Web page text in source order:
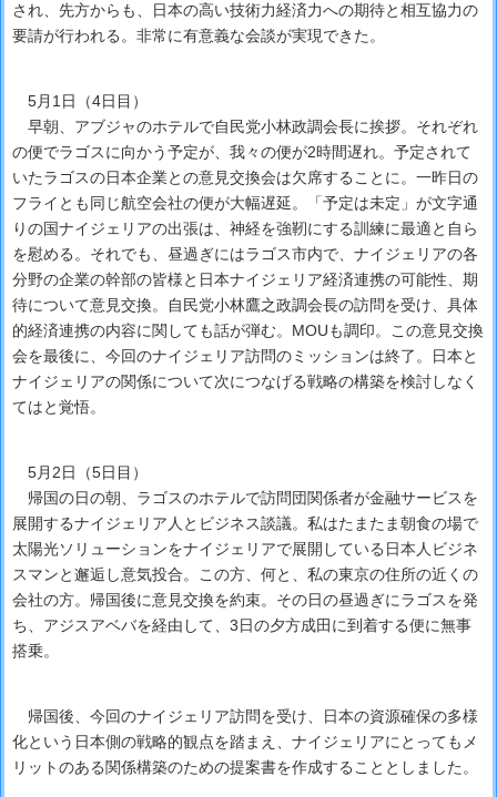
され、先方からも、日本の高い技術力経済力への期待と相互協力の
要請が行われる。非常に有意義な会談が実現できた。
5月1日（4日目）
早朝、アブジャのホテルで自民党小林政調会長に挨拶。それぞれ
の便でラゴスに向かう予定が、我々の便が2時間遅れ。予定されて
いたラゴスの日本企業との意見交換会は欠席することに。一昨日の
フライとも同じ航空会社の便が大幅遅延。「予定は未定」が文字通
りの国ナイジェリアの出張は、神経を強靭にする訓練に最適と自ら
を慰める。それでも、昼過ぎにはラゴス市内で、ナイジェリアの各
分野の企業の幹部の皆様と日本ナイジェリア経済連携の可能性、期
待について意見交換。自民党小林鷹之政調会長の訪問を受け、具体
的経済連携の内容に関しても話が弾む。MOUも調印。この意見交換
会を最後に、今回のナイジェリア訪問のミッションは終了。日本と
ナイジェリアの関係について次につなげる戦略の構築を検討しなく
てはと覚悟。
5月2日（5日目）
帰国の日の朝、ラゴスのホテルで訪問団関係者が金融サービスを
展開するナイジェリア人とビジネス談議。私はたまたま朝食の場で
太陽光ソリューションをナイジェリアで展開している日本人ビジネ
スマンと邂逅し意気投合。この方、何と、私の東京の住所の近くの
会社の方。帰国後に意見交換を約束。その日の昼過ぎにラゴスを発
ち、アジスアベバを経由して、3日の夕方成田に到着する便に無事
搭乗。
帰国後、今回のナイジェリア訪問を受け、日本の資源確保の多様
化という日本側の戦略的観点を踏まえ、ナイジェリアにとってもメ
リットのある関係構築のための提案書を作成することとしました。